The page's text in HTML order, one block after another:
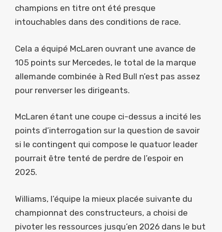
champions en titre ont été presque
intouchables dans des conditions de race.
Cela a équipé McLaren ouvrant une avance de
105 points sur Mercedes, le total de la marque
allemande combinée à Red Bull n’est pas assez
pour renverser les dirigeants.
McLaren étant une coupe ci-dessus a incité les
points d’interrogation sur la question de savoir
si le contingent qui compose le quatuor leader
pourrait être tenté de perdre de l’espoir en
2025.
Williams, l’équipe la mieux placée suivante du
championnat des constructeurs, a choisi de
pivoter les ressources jusqu’en 2026 dans le but